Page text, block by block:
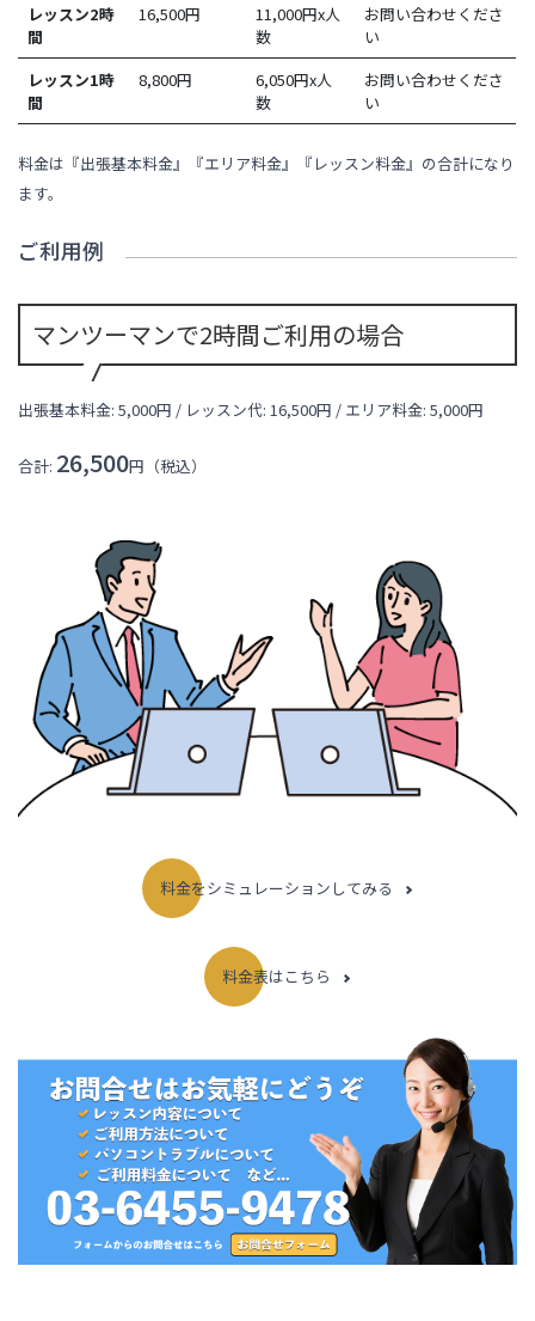
レッスン2時
間
16,500円
11,000円x人
数
お問い合わせくださ
い
レッスン1時
間
8,800円
6,050円x人
数
お問い合わせくださ
い
料金は『出張基本料金』『エリア料金』『レッスン料金』の合計になり
ます。
ご利用例
マンツーマンで2時間ご利用の場合
出張基本料金: 5,000円 / レッスン代: 16,500円 / エリア料金:5,000円
合計: 26,500円（税込）
料金をシミュレーションしてみる
料金表はこちら